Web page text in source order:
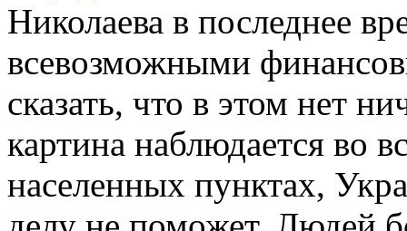
Николаева в последнее
всевозможными
сказать, что в этом нет
картина наблюдается во
населенных пунктах,